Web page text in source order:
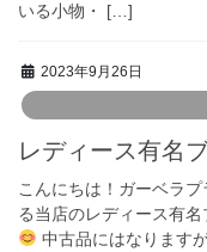
いる小物・ […]
2023年9月26日
レディース有名
こんにちは！ガーベラプ
る当店のレディース有
中古品にはなります